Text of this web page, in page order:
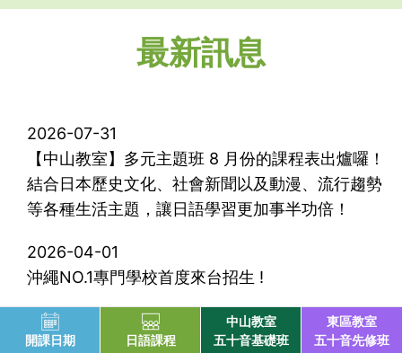
最新訊息
2026-07-31
【中山教室】多元主題班 8 月份的課程表出爐囉！
結合日本歷史文化、社會新聞以及動漫、流行趨勢
等各種生活主題，讓日語學習更加事半功倍！
2026-04-01
沖繩NO.1專門學校首度來台招生 !
2026-03-25
【中山教室】初級特訓班(基礎+初級Ⅰ)初學者最佳
開課日期 日語課程
中山教室
五十音基礎班
東區教室
五十音先修班